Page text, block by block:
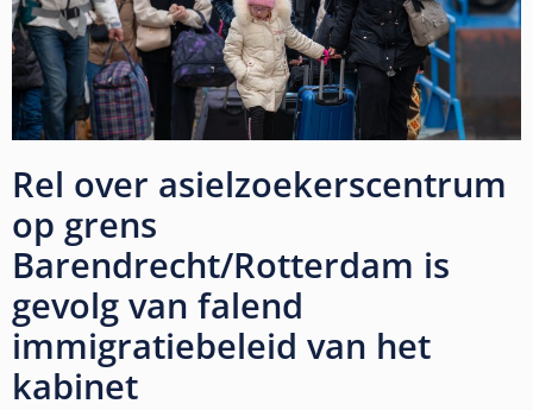
Rel over asielzoekerscentrum
op grens
Barendrecht/Rotterdam is
gevolg van falend
immigratiebeleid van het
kabinet